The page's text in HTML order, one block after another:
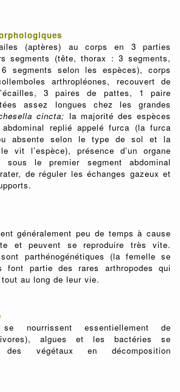
(aptères) au corps en 3 parties
segments (tête, thorax : 3 segments,
segments selon les espèces), corps
arthropléones, recouvert de
3 paires de pattes, 1 paire
assez longues chez les grandes
cincta; la majorité des espèces
replié appelé furca (la furca
absente selon le type de sol et la
vit l’espèce), présence d’un organe
sous le premier segment abdominal
de réguler les échanges gazeux et
généralement peu de temps à cause
et peuvent se reproduire très vite.
parthénogénétiques (la femelle se
font partie des rares arthropodes qui
au long de leur vie.
nourrissent essentiellement de
algues et les bactéries se
des végétaux en décomposition